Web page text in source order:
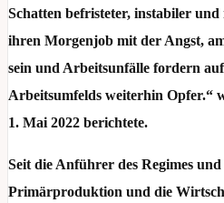
Schatten befristeter, instabiler
ihren Morgenjob mit der Angst,
sein und Arbeitsunfälle fordern
Arbeitsumfelds weiterhin Opfer.“
1. Mai 2022 berichtete.
Seit die Anführer des Regimes
Primärproduktion und die